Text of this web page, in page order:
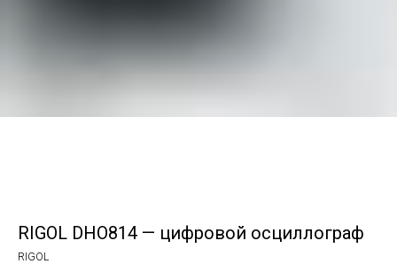
RIGOL DHO814 — цифровой осциллограф
RIGOL